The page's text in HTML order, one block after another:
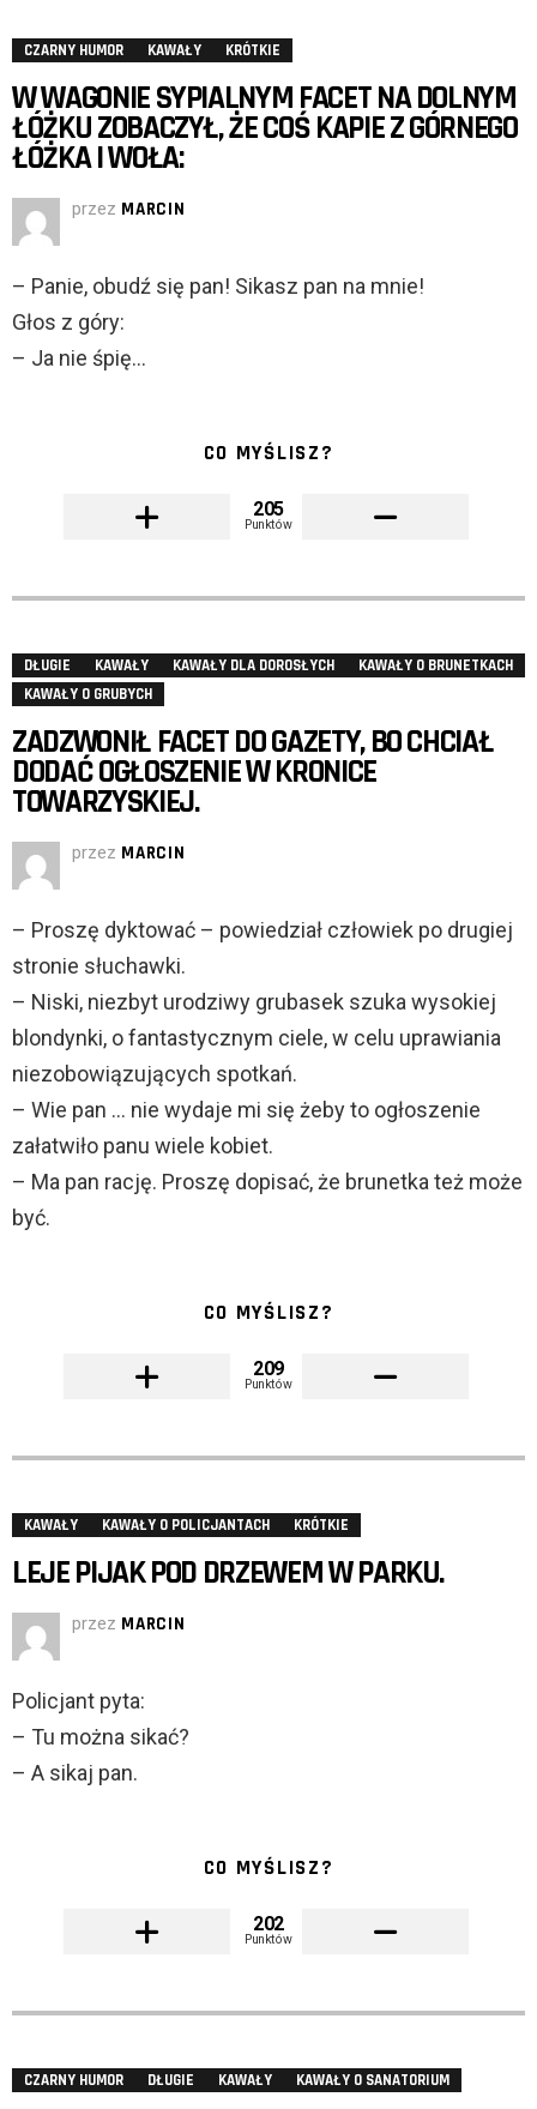
CZARNY HUMOR KAWAŁY KRÓTKIE
W WAGONIE SYPIALNYM FACET NA DOLNYM
ŁÓŻKU ZOBACZYŁ, ŻE COŚ KAPIE Z GÓRNEGO
ŁÓŻKA I WOŁA:
przez MARCIN
– Panie, obudź się pan! Sikasz pan na mnie!
Głos z góry:
– Ja nie śpię…
CO MYŚLISZ?
205
Punktów
DŁUGIE KAWAŁY KAWAŁY DLA DOROSŁYCH
KAWAŁY O BRUNETKACH
KAWAŁY O GRUBYCH
ZADZWONIŁ FACET DO GAZETY, BO CHCIAŁ
DODAĆ OGŁOSZENIE W KRONICE
TOWARZYSKIEJ.
przez MARCIN
– Proszę dyktować – powiedział człowiek po drugiej
stronie słuchawki.
– Niski, niezbyt urodziwy grubasek szuka wysokiej
blondynki, o fantastycznym ciele, w celu uprawiania
niezobowiązujących spotkań.
– Wie pan … nie wydaje mi się żeby to ogłoszenie
załatwiło panu wiele kobiet.
– Ma pan rację. Proszę dopisać, że brunetka też może
być.
CO MYŚLISZ?
209
Punktów
KAWAŁY KAWAŁY O POLICJANTACH KRÓTKIE
LEJE PIJAK POD DRZEWEM W PARKU.
przez MARCIN
Policjant pyta:
– Tu można sikać?
– A sikaj pan.
CO MYŚLISZ?
202
Punktów
CZARNY HUMOR DŁUGIE KAWAŁY KAWAŁY O SANATORIUM